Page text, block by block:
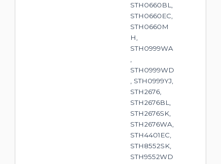
STH0660BL,
STH0660EC,
STH0660M
H,
STH0999WA
STH0999WD
, STH0999YJ,
STH2676,
STH2676BL,
STH2676SK,
STH2676WA,
STH4401EC,
STH8552SK,
STH9552WD